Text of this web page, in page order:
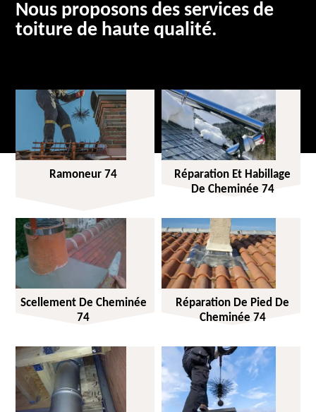
Nous proposons des services de
toiture de haute qualité.
Ramoneur 74
Réparation Et Habillage
De Cheminée 74
Scellement De Cheminée
74
Réparation De Pied De
Cheminée 74